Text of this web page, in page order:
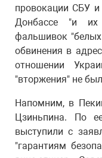
провокации СБУ
Донбассе "и их
фальшивок
обвинения в
отношении
"вторжения" не
Напомним, в
Цзиньпина. По
выступили с
"гарантиям